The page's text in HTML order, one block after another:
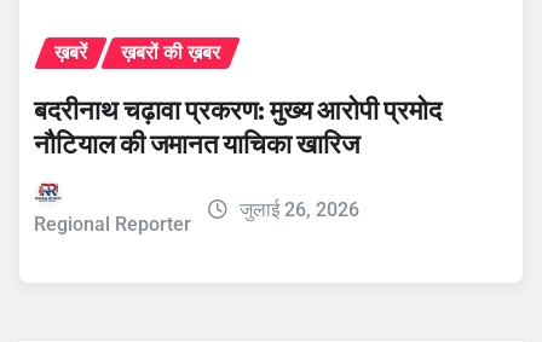
ख़बरें ख़बरों की ख़बर
बदरीनाथ चढ़ावा प्रकरण: मुख्य आरोपी प्रमोद
नौटियाल की जमानत याचिका खारिज
Regional Reporter
जुलाई 26, 2026